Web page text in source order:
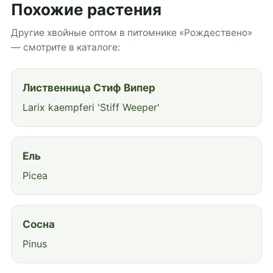
Похожие растения
Другие хвойные оптом в питомнике «Рождествено»
— смотрите в каталоге:
Лиственница Стиф Випер
Larix kaempferi 'Stiff Weeper'
Ель
Picea
Сосна
Pinus